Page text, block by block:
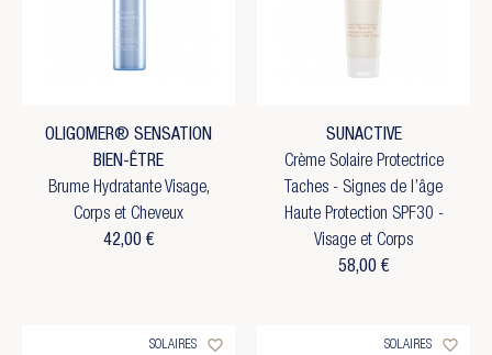
OLIGOMER® SENSATION
BIEN-ÊTRE
Brume Hydratante Visage,
Corps et Cheveux
42,00 €
SUNACTIVE
Crème Solaire Protectrice
Taches - Signes de l’âge
Haute Protection SPF30 -
Visage et Corps
58,00 €
SOLAIRES favorite_border SOLAIRES favorite_border